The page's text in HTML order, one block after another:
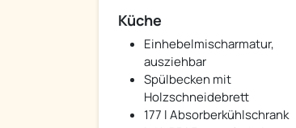
Küche
Einhebelmischarmatur,
ausziehbar
Spülbecken mit
Holzschneidebrett
177 l Absorberkühlschrank